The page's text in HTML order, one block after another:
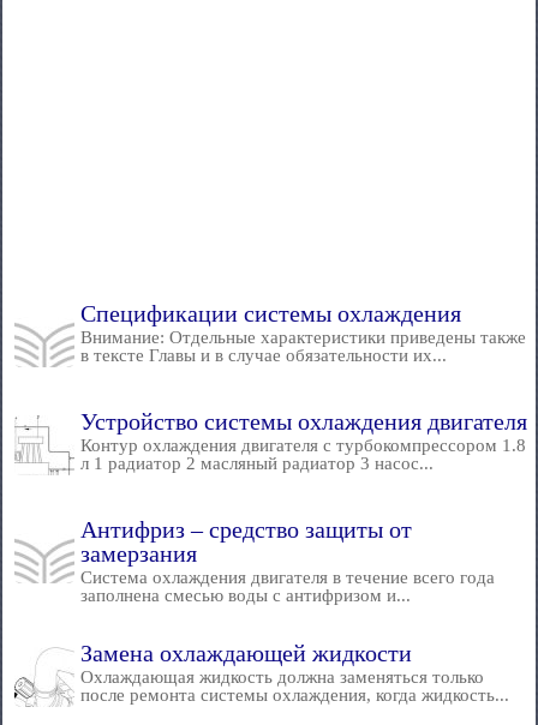
Спецификации системы охлаждения
Внимание: Отдельные характеристики приведены также
в тексте Главы и в случае обязательности их...
Устройство системы охлаждения двигателя
Контур охлаждения двигателя с турбокомпрессором 1.8
л 1 радиатор 2 масляный радиатор 3 насос...
Антифриз – средство защиты от
замерзания
Система охлаждения двигателя в течение всего года
заполнена смесью воды с антифризом и...
Замена охлаждающей жидкости
Охлаждающая жидкость должна заменяться только
после ремонта системы охлаждения, когда жидкость...